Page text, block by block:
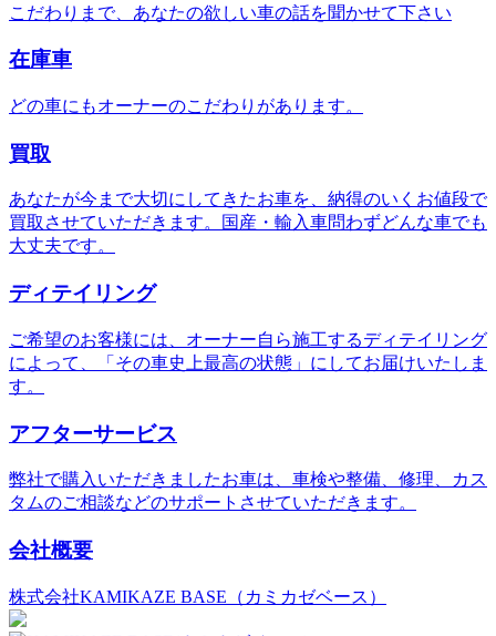
こだわりまで、あなたの欲しい車の話を聞かせて下さい
在庫車
どの車にもオーナーのこだわりがあります。
買取
あなたが今まで大切にしてきたお車を、納得のいくお値段で
買取させていただきます。国産・輸入車問わずどんな車でも
大丈夫です。
ディテイリング
ご希望のお客様には、オーナー自ら施工するディテイリング
によって、「その車史上最高の状態」にしてお届けいたしま
す。
アフターサービス
弊社で購入いただきましたお車は、車検や整備、修理、カス
タムのご相談などのサポートさせていただきます。
会社概要
株式会社KAMIKAZE BASE（カミカゼベース）